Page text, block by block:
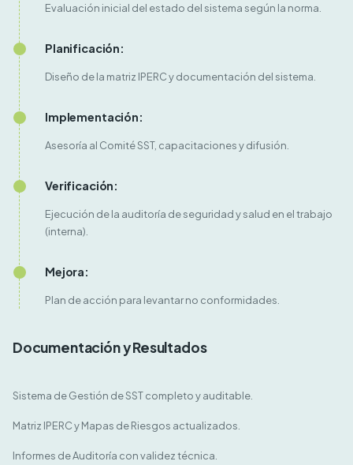
Evaluación inicial del estado del sistema según la norma.
Planificación:
Diseño de la matriz IPERC y documentación del sistema.
Implementación:
Asesoría al Comité SST, capacitaciones y difusión.
Verificación:
Ejecución de la auditoría de seguridad y salud en el trabajo
(interna).
Mejora:
Plan de acción para levantar no conformidades.
Documentación y Resultados
Sistema de Gestión de SST completo y auditable.
Matriz IPERC y Mapas de Riesgos actualizados.
Informes de Auditoría con validez técnica.